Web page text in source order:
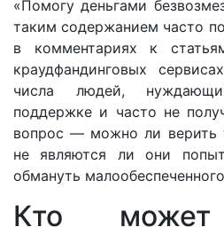
«Помогу деньгами
таким содержанием часто
в комментариях к
краудфандинговых
числа людей,
поддержке и часто не
вопрос — можно ли верить
не являются ли они
обмануть
Кто может